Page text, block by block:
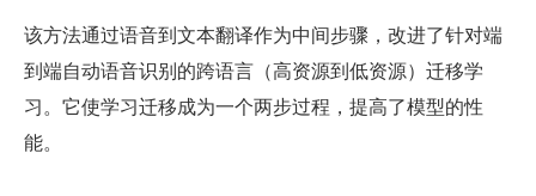
该方法通过语音到文本翻译作为中间步骤，改进了针对端
到端自动语音识别的跨语言（高资源到低资源）迁移学
习。它使学习迁移成为一个两步过程，提高了模型的性
能。